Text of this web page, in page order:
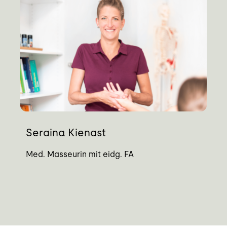
Seraina Kienast
Med. Masseurin mit eidg. FA